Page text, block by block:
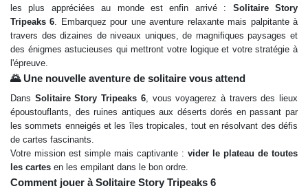
les plus appréciées au monde est enfin arrivé : Solitaire Story
Tripeaks 6 . Embarquez pour une aventure relaxante mais palpitante à
travers des dizaines de niveaux uniques, de magnifiques paysages et
des énigmes astucieuses qui mettront votre logique et votre stratégie à
l'épreuve.
🌄 Une nouvelle aventure de solitaire vous attend
Dans Solitaire Story Tripeaks 6, vous voyagerez à travers des lieux
époustouflants, des ruines antiques aux déserts dorés en passant par
les sommets enneigés et les îles tropicales, tout en résolvant des défis
de cartes fascinants.
Votre mission est simple mais captivante : vider le plateau de toutes
les cartes en les empilant dans le bon ordre.
Comment jouer à Solitaire Story Tripeaks 6